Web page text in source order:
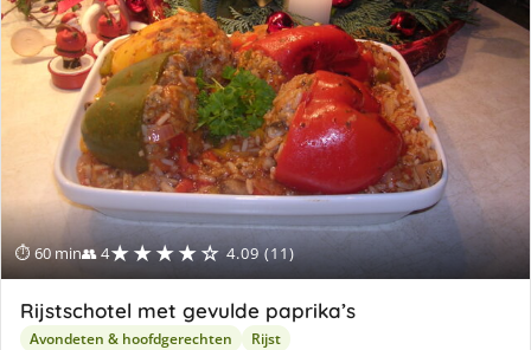
⏱ 60 min👥 4★★★★☆ 4.09 (11)
Rijstschotel met gevulde paprika’s
Avondeten & hoofdgerechten Rijst